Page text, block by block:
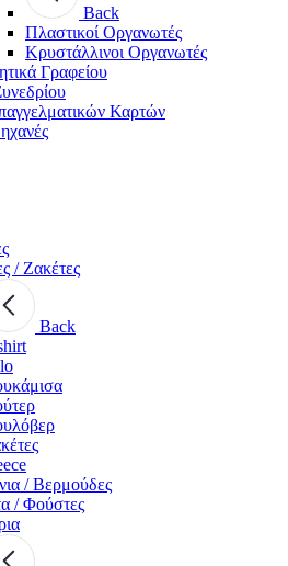
Back
Πλαστικοί Οργανωτές
Κρυστάλλινοι Οργανωτές
Γραφείου
Καρτών
/ Ζακέτες
Back
/ Βερμούδες
/ Φούστες